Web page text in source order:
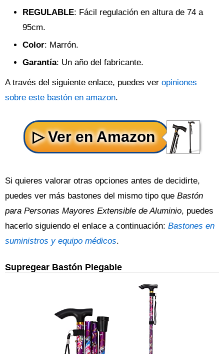
REGULABLE: Fácil regulación en altura de 74 a
95cm.
Color: Marrón.
Garantía: Un año del fabricante.
A través del siguiente enlace, puedes ver opiniones
sobre este bastón en amazon.
Si quieres valorar otras opciones antes de decidirte,
puedes ver más bastones del mismo tipo que Bastón
para Personas Mayores Extensible de Aluminio, puedes
hacerlo siguiendo el enlace a continuación: Bastones en
suministros y equipo médicos.
Supregear Bastón Plegable